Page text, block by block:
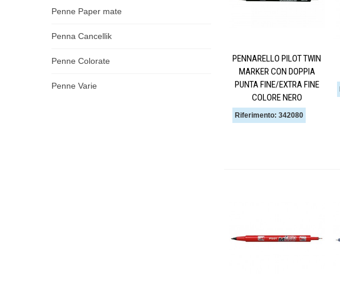
Penne Paper mate
Penna Cancellik
Penne Colorate
Penne Varie
PENNARELLO PILOT TWIN
MARKER CON DOPPIA
PUNTA FINE/EXTRA FINE
COLORE NERO
Riferimento: 342080